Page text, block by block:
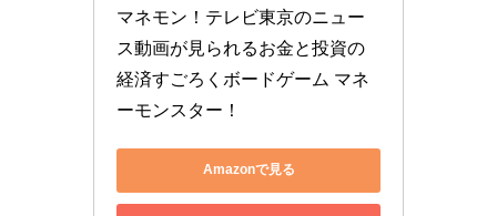
マネモン！テレビ東京のニュー
ス動画が見られるお金と投資の
経済すごろくボードゲーム マネ
ーモンスター！
Amazonで見る